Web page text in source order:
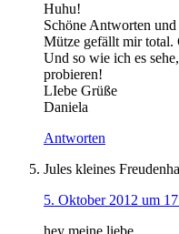
Huhu!
Schöne Antworten
Mütze gefällt mir total.
Und so wie ich es
probieren!
LIebe Grüße
Daniela
Antworten
Jules kleines
5. Oktober 2012 um